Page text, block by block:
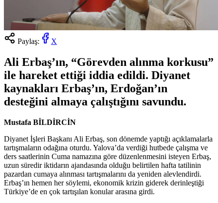
Paylaş: X
Ali Erbaş’ın, “Görevden alınma korkusu”
ile hareket ettiği iddia edildi. Diyanet
kaynakları Erbaş’ın, Erdoğan’ın
desteğini almaya çalıştığını savundu.
Mustafa BİLDİRCİN
Diyanet İşleri Başkanı Ali Erbaş, son dönemde yaptığı açıklamalarla
tartışmaların odağına oturdu. Yalova’da verdiği hutbede çalışma ve
ders saatlerinin Cuma namazına göre düzenlenmesini isteyen Erbaş,
uzun süredir iktidarın ajandasında olduğu belirtilen hafta tatilinin
pazardan cumaya alınması tartışmalarını da yeniden alevlendirdi.
Erbaş’ın hemen her söylemi, ekonomik krizin giderek derinleştiği
Türkiye’de en çok tartışılan konular arasına girdi.